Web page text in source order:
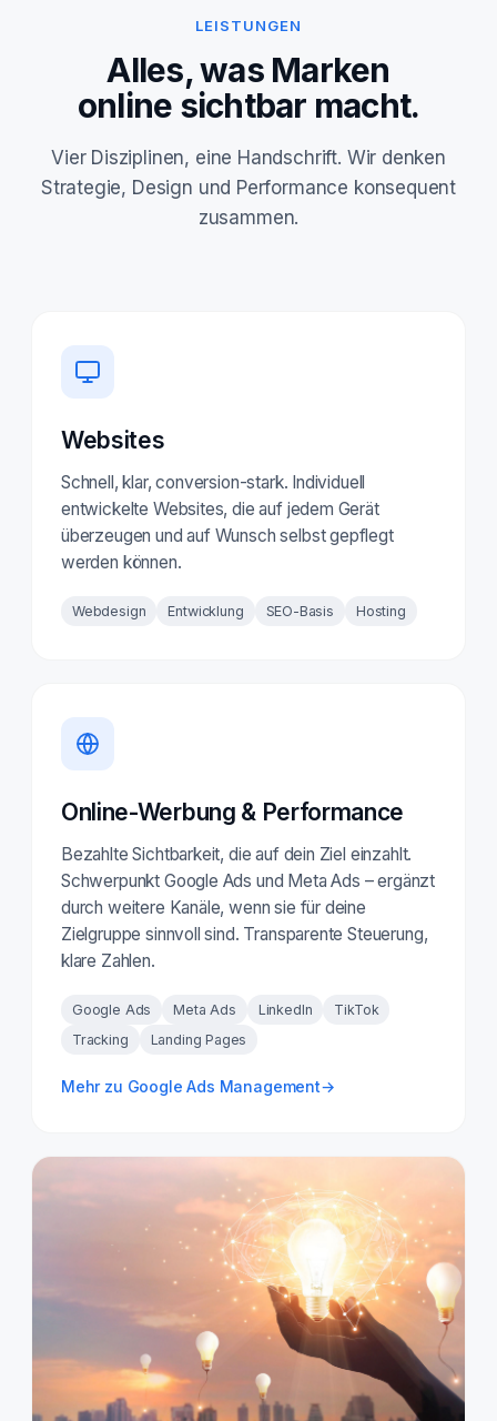
LEISTUNGEN
Alles, was Marken
online sichtbar macht.
Vier Disziplinen, eine Handschrift. Wir denken
Strategie, Design und Performance konsequent
zusammen.
Websites
Schnell, klar, conversion-stark. Individuell
entwickelte Websites, die auf jedem Gerät
überzeugen und auf Wunsch selbst gepflegt
werden können.
Webdesign Entwicklung SEO-Basis Hosting
Online-Werbung & Performance
Bezahlte Sichtbarkeit, die auf dein Ziel einzahlt.
Schwerpunkt Google Ads und Meta Ads – ergänzt
durch weitere Kanäle, wenn sie für deine
Zielgruppe sinnvoll sind. Transparente Steuerung,
klare Zahlen.
Google Ads Meta Ads LinkedIn
TikTok
Tracking
Landing Pages
Mehr zu Google Ads Management→